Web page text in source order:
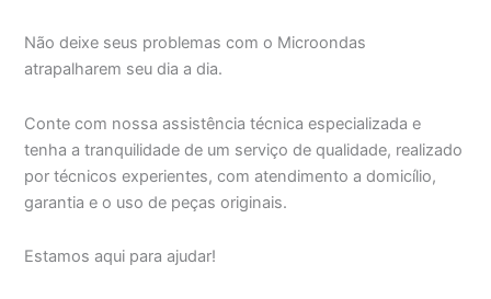
Não deixe seus problemas com o Microondas
atrapalharem seu dia a dia.
Conte com nossa assistência técnica especializada e
tenha a tranquilidade de um serviço de qualidade, realizado
por técnicos experientes, com atendimento a domicílio,
garantia e o uso de peças originais.
Estamos aqui para ajudar!